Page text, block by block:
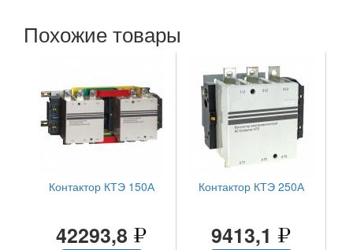
Похожие товары
Контактор КТЭ 150А
42293,8
Контактор КТЭ 250А
9413,1